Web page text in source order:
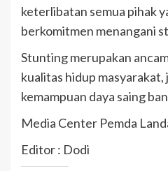
keterlibatan semua pihak
berkomitmen menangani
Stunting merupakan
kualitas hidup
kemampuan daya saing
Media Center Pemda
Editor : Dodi